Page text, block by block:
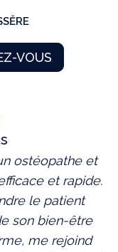
VOUS
ostéopathe et
et rapide.
le patient
son bien-être
me rejoind